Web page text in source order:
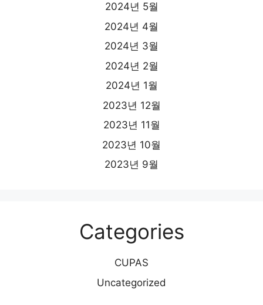
2024년 5월
2024년 4월
2024년 3월
2024년 2월
2024년 1월
2023년 12월
2023년 11월
2023년 10월
2023년 9월
Categories
CUPAS
Uncategorized